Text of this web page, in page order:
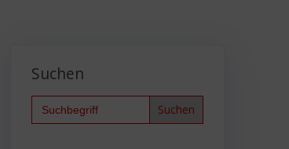
Suchen
Search
for: